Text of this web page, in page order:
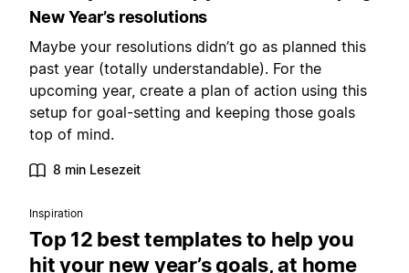
New Year’s resolutions
Maybe your resolutions didn’t go as planned this
past year (totally understandable). For the
upcoming year, create a plan of action using this
setup for goal-setting and keeping those goals
top of mind.
8 min Lesezeit
Inspiration
Top 12 best templates to help you
hit your new year’s goals, at home